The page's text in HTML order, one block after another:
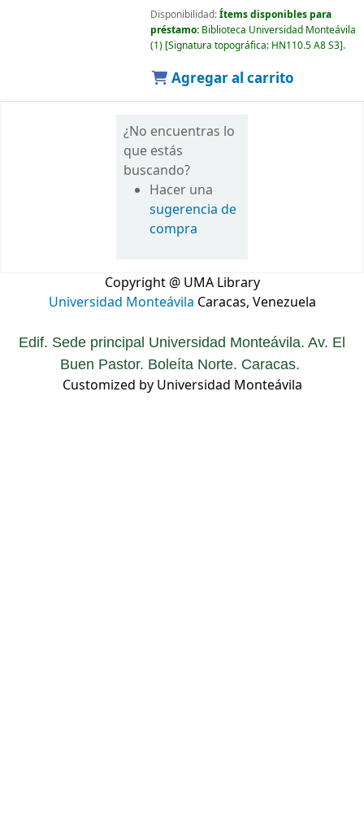
Disponibilidad:Ítems disponibles para
préstamo: Biblioteca Universidad Monteávila
(1) Signatura topográfica: HN110.5 A8 S3 .
Agregar al carrito
¿No encuentras lo
que estás
buscando?
Hacer una
sugerencia de
compra
Copyright @ UMA Library
Universidad Monteávila Caracas, Venezuela
Edif. Sede principal Universidad Monteávila. Av. El
Buen Pastor. Boleíta Norte. Caracas.
Customized by Universidad Monteávila